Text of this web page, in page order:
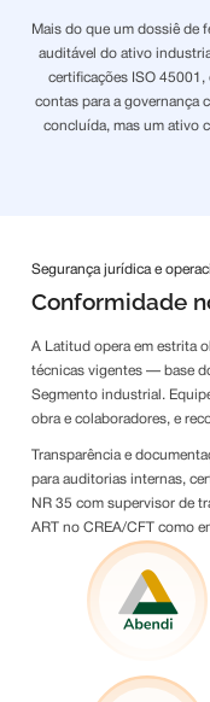
Mais do que um dossiê de
auditável do ativo
certificações ISO 45001,
contas para a governança
concluída, mas um ativo
Segurança jurídica e
Conformidade
A Latitud opera em estrita
técnicas vigentes — base
Segmento industrial.
obra e colaboradores, e
Transparência e
para auditorias internas,
NR 35 com supervisor de
ART no CREA/CFT como